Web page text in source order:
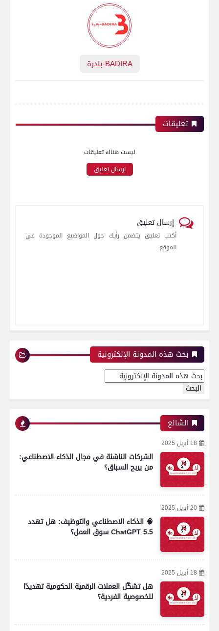
BADIRA-بادرة
تعليقات
ليست هناك تعليقات
إرسال تعليق
إرسال تعليق
أكتب تعليق يتضمن رأيك حول المواضيع الموجودة في
الموقع
بحث هذه المدونة الإلكترونية
الشائع
18 أبريل 2025
الشركات الناشئة في مجال الذكاء الاصطناعي:
من يربح السباق؟
20 أبريل 2025
🧠 الذكاء الاصطناعي والتوظيف: هل تهدد
ChatGPT 5.5 سوق العمل؟
18 أبريل 2025
هل تشكّل العملات الرقمية الحكومية تهديدًا
للخصوصية الفردية؟